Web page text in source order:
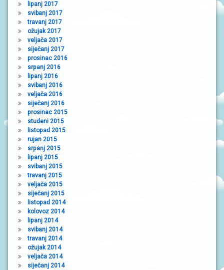
lipanj 2017
svibanj 2017
travanj 2017
ožujak 2017
veljača 2017
siječanj 2017
prosinac 2016
srpanj 2016
lipanj 2016
svibanj 2016
veljača 2016
siječanj 2016
prosinac 2015
studeni 2015
listopad 2015
rujan 2015
srpanj 2015
lipanj 2015
svibanj 2015
travanj 2015
veljača 2015
siječanj 2015
listopad 2014
kolovoz 2014
lipanj 2014
svibanj 2014
travanj 2014
ožujak 2014
veljača 2014
siječanj 2014